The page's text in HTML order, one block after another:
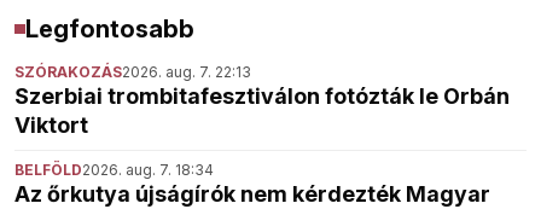
Legfontosabb
SZÓRAKOZÁS2026. aug. 7. 22:13
Szerbiai trombitafesztiválon fotózták le Orbán
Viktort
BELFÖLD2026. aug. 7. 18:34
Az őrkutya újságírók nem kérdezték Magyar